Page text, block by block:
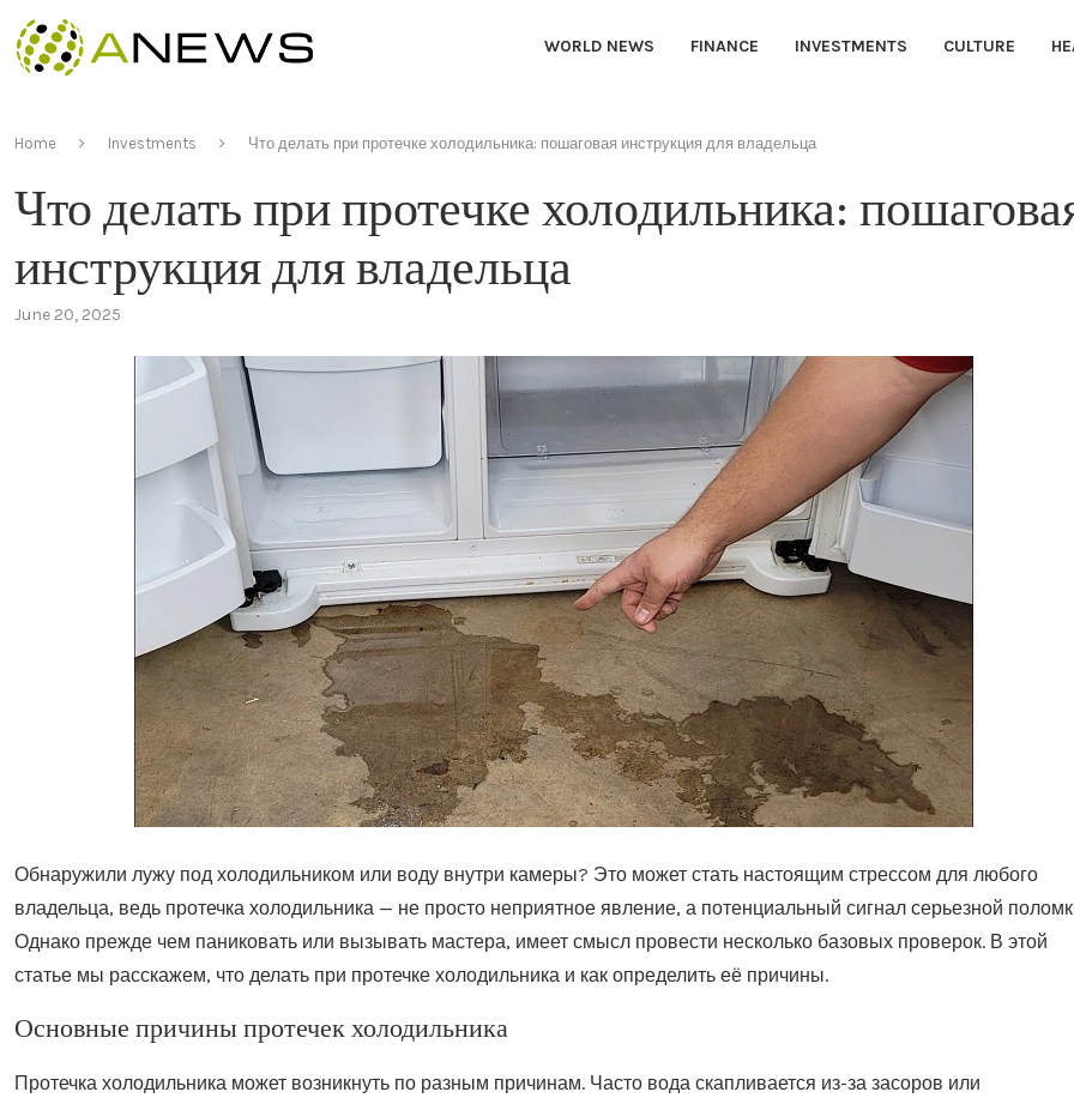
WORLD NEWS FINANCE INVESTMENTS CULTURE
Home Investments Что делать при протечке холодильника: пошаговая инструкция для владельца
Что делать при протечке холодильника:
инструкция для владельца
June 20, 2025
Обнаружили лужу под холодильником или воду внутри камеры? Это может стать настоящим стрессом для любого
владельца, ведь протечка холодильника — не просто неприятное явление, а потенциальный сигнал серьезной
Однако прежде чем паниковать или вызывать мастера, имеет смысл провести несколько базовых проверок. В этой
статье мы расскажем, что делать при протечке холодильника и как определить её причины.
Основные причины протечек холодильника
Протечка холодильника может возникнуть по разным причинам. Часто вода скапливается из-за засоров или